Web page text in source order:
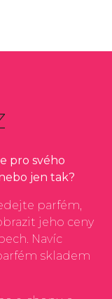
pro svého
jen tak?
parfém,
jeho ceny
Navíc
skladem